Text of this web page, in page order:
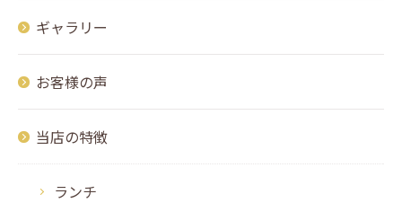
ギャラリー
お客様の声
当店の特徴
ランチ